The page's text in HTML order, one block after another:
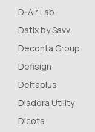
D-Air Lab
Datix by Savv
Deconta Group
Defisign
Deltaplus
Diadora Utility
Dicota